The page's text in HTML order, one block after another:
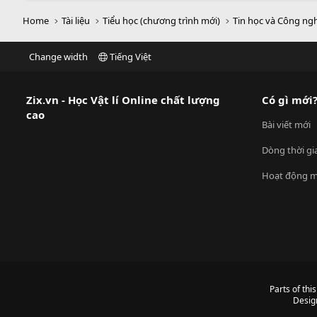
Home Tài liệu Tiểu học (chương trình mới) Tin học và Công
Change width Tiếng Việt
Zix.vn - Học Vật lí Online chất lượng
cao
Có gì mới?
Bài viết mới
Dòng thời
Hoạt động
Parts of